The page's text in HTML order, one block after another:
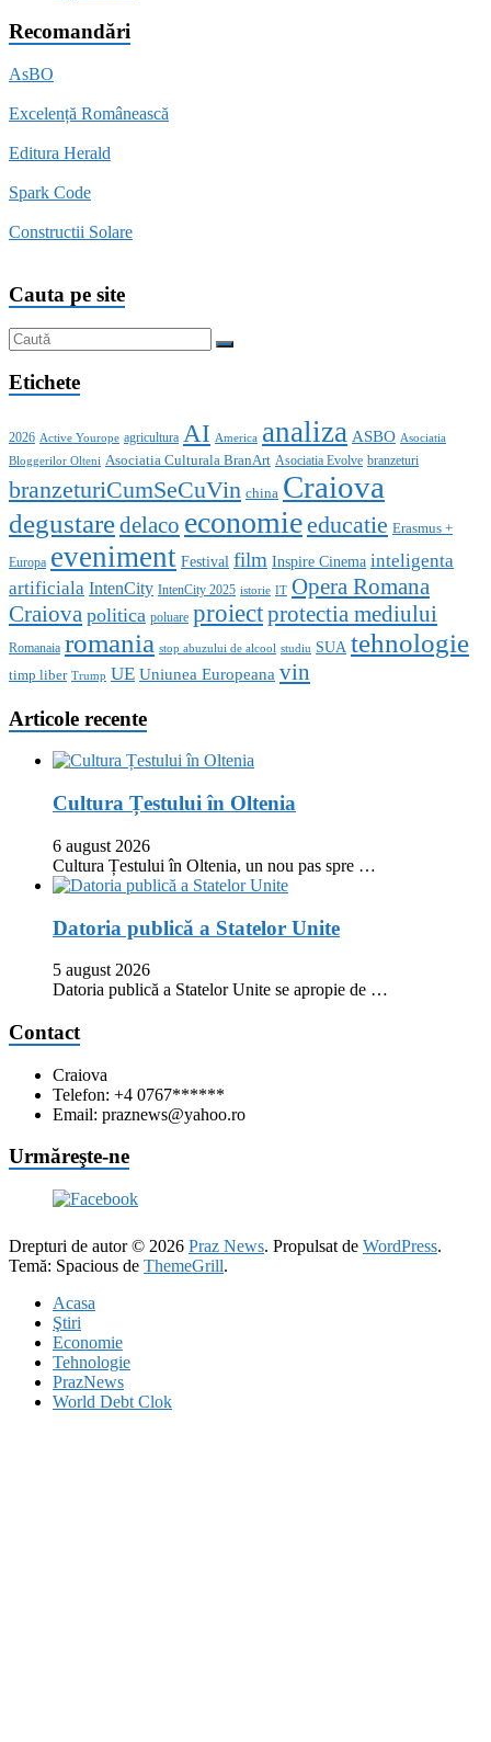
Recomandări
AsBO
Excelență Românească
Editura Herald
Spark Code
Constructii Solare
Cauta pe site
Etichete
2026 Active Yourope agricultura AI America analiza ASBO Asociatia
Bloggerilor Olteni Asociatia Culturala BranArt Asociatia Evolve branzeturi
branzeturiCumSeCuVin china Craiova
degustaredelaco economieeducatie Erasmus +
Europa eveniment Festival film Inspire Cinema inteligenta
artificiala IntenCity IntenCity 2025 istorie IT Opera Romana
Craiova politica poluare proiectprotectia mediului
Romanaia romania stop abuzului de alcool studiu SUA tehnologie
timp liber Trump UE Uniunea Europeana vin
Articole recente
Cultura Țestului în Oltenia
6 august 2026
Cultura Țestului în Oltenia, un nou pas spre …
Datoria publică a Statelor Unite
5 august 2026
Datoria publică a Statelor Unite se apropie de …
Contact
Craiova
Telefon: +4 0767******
Email: praznews@yahoo.ro
Urmăreşte-ne
Drepturi de autor © 2026 Praz News. Propulsat de WordPress.
Temă: Spacious de ThemeGrill.
Acasa
Ştiri
Economie
Tehnologie
PrazNews
World Debt Clok